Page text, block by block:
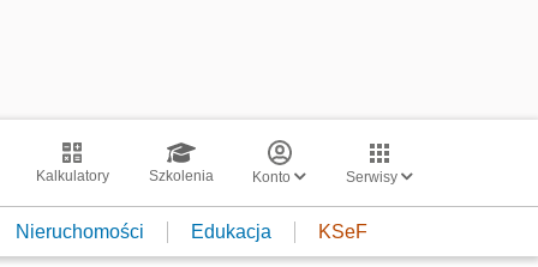
Kalkulatory Szkolenia Konto Serwisy
Nieruchomości Edukacja KSeF